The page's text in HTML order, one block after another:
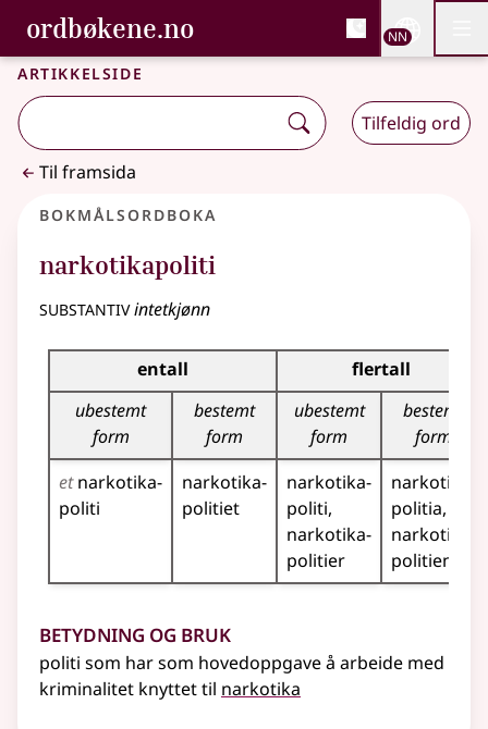
Gå til hovudinnhald
Tilgjenge
ordbøkene.no, Bokmålsordboka og
Bokmålsordboka og Nynorskordboka
NN
Artikkelside
Tilfeldig ord
Til framsida
Bokmålsordboka
narkotikapoliti
substantivintetkjønn
Bøyingstabell for dette substantivet
entall
flertall
ubestemt
form
bestemt
form
ubestemt
form
bestemt
form
etnarkotika­
politi
narkotika­
politiet
narkotika­
politi
narkotika­
politier
narkotika­
politia
narkotika­
politiene
Betydning og bruk
politi som har som hovedoppgave å arbeide med
kriminalitet knyttet til narkotika